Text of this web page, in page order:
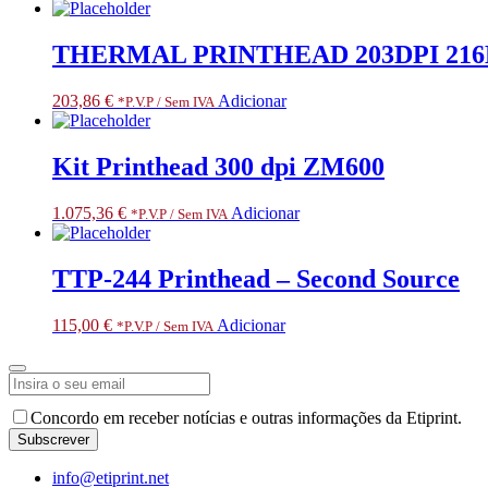
THERMAL PRINTHEAD 203DPI
203,86 € *P.V.P / Sem IVA Adicionar
Kit Printhead 300 dpi ZM600
1.075,36 € *P.V.P / Sem IVA Adicionar
TTP-244 Printhead – Second Source
115,00 € *P.V.P / Sem IVA Adicionar
Email
Address*
Concordo em receber notícias e outras informações da Etiprint.
Subscrever
info@etiprint.net